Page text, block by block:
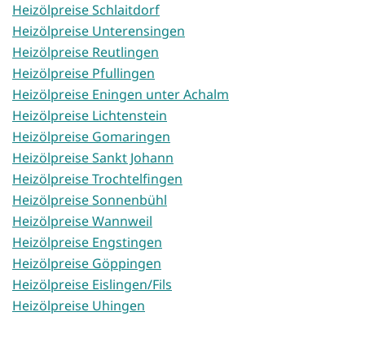
Heizölpreise Schlaitdorf
Heizölpreise Unterensingen
Heizölpreise Reutlingen
Heizölpreise Pfullingen
Heizölpreise Eningen unter Achalm
Heizölpreise Lichtenstein
Heizölpreise Gomaringen
Heizölpreise Sankt Johann
Heizölpreise Trochtelfingen
Heizölpreise Sonnenbühl
Heizölpreise Wannweil
Heizölpreise Engstingen
Heizölpreise Göppingen
Heizölpreise Eislingen/Fils
Heizölpreise Uhingen